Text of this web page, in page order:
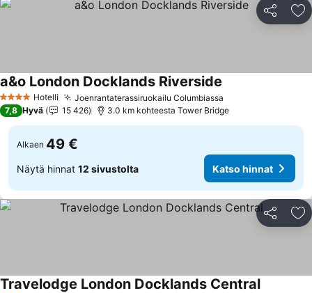
Jaa
4 Tähtiluokitus
Hotelli Joenrantaterassiruokailu Columbiassa
a&o London Docklands Riverside
7,8 Hyvä 15 426 3.0 km kohteesta Tower Bridge
Alkaen 49 €
Näytä hinnat 12 sivustolta Katso hinnat
Jaa
Travelodge London Docklands Central